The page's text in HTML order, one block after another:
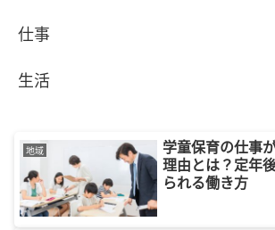
仕事
生活
地域
学童保育の仕事
理由とは？定年
られる働き方